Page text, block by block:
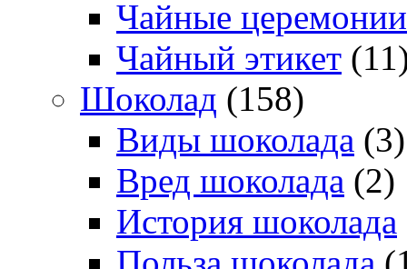
Чайные церемонии
Чайный этикет
Шоколад (158)
Виды шоколада (3)
Вред шоколада (2)
История шоколада